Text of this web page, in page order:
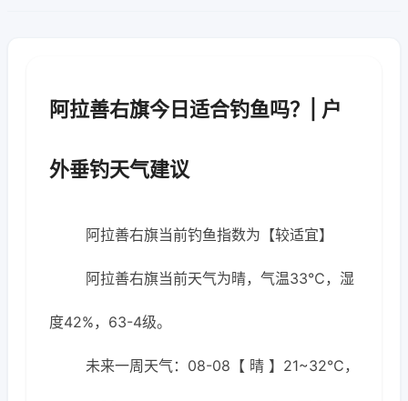
阿拉善右旗今日适合钓鱼吗？| 户
外垂钓天气建议
阿拉善右旗当前钓鱼指数为【较适宜】
阿拉善右旗当前天气为晴，气温33℃，湿
度42%，63-4级。
未来一周天气：08-08【 晴 】21~32℃，